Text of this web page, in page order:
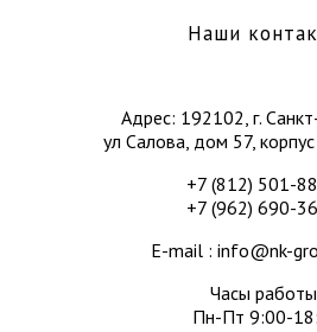
Наши
Адрес: 192102, г.
ул Салова, дом 57,
+7 (812) 501-
+7 (962) 690-
E-mail : info@nk-
Часы
Пн-Пт 9:00-